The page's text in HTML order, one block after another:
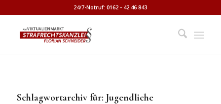
24/7-Notruf: 0162 - 42 46 843
Schlagwortarchiv für: Jugendliche